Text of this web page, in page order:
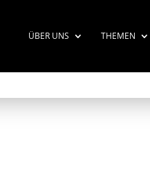
ÜBER UNS THEMEN